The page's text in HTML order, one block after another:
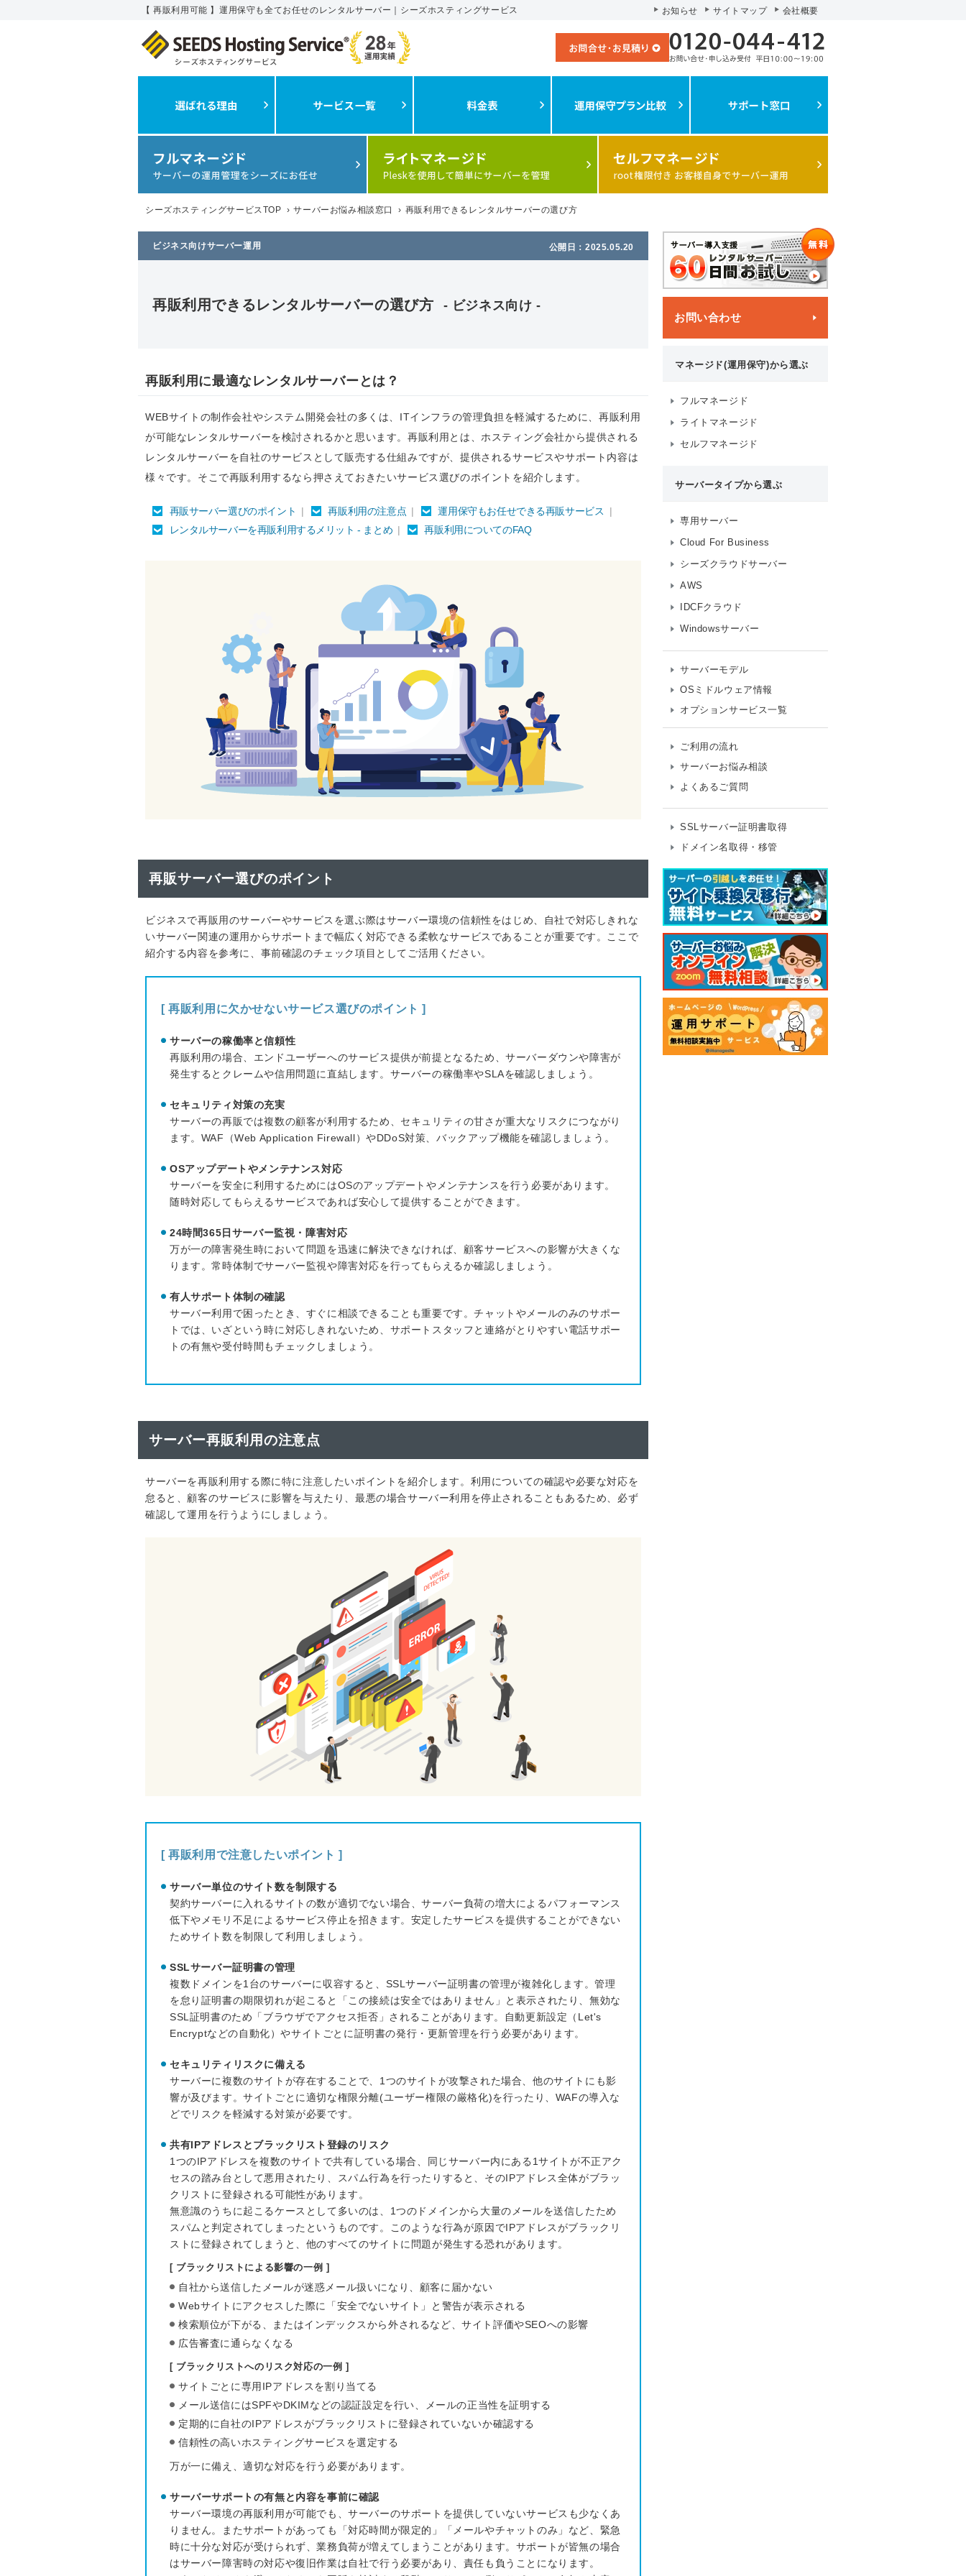
【 再販利用可能 】運用保守も全てお任せのレンタルサーバー｜シーズホスティングサービス お知らせ サイトマップ 会社概要
シーズホスティングサービスTOP › サーバーお悩み相談窓口 › 再販利用できるレンタルサーバーの選び方
ビジネス向けサーバー運用 公開日：2025.05.20
再販利用できるレンタルサーバーの選び方 - ビジネス向け -
再販利用に最適なレンタルサーバーとは？
WEBサイトの制作会社やシステム開発会社の多くは、ITインフラの管理負担を軽減するために、再販利用
が可能なレンタルサーバーを検討されるかと思います。再販利用とは、ホスティング会社から提供される
レンタルサーバーを自社のサービスとして販売する仕組みですが、提供されるサービスやサポート内容は
様々です。そこで再販利用するなら押さえておきたいサービス選びのポイントを紹介します。
再販サーバー選びのポイント | 再販利用の注意点 | 運用保守もお任せできる再販サービス |
レンタルサーバーを再販利用するメリット - まとめ | 再販利用についてのFAQ
再販サーバー選びのポイント
ビジネスで再販用のサーバーやサービスを選ぶ際はサーバー環境の信頼性をはじめ、自社で対応しきれな
いサーバー関連の運用からサポートまで幅広く対応できる柔軟なサービスであることが重要です。ここで
紹介する内容を参考に、事前確認のチェック項目としてご活用ください。
[ 再販利用に欠かせないサービス選びのポイント ]
サーバーの稼働率と信頼性
再販利用の場合、エンドユーザーへのサービス提供が前提となるため、サーバーダウンや障害が
発生するとクレームや信用問題に直結します。サーバーの稼働率やSLAを確認しましょう。
セキュリティ対策の充実
サーバーの再販では複数の顧客が利用するため、セキュリティの甘さが重大なリスクにつながり
ます。WAF（Web Application Firewall）やDDoS対策、バックアップ機能を確認しましょう。
OSアップデートやメンテナンス対応
サーバーを安全に利用するためにはOSのアップデートやメンテナンスを行う必要があります。
随時対応してもらえるサービスであれば安心して提供することができます。
24時間365日サーバー監視・障害対応
万が一の障害発生時において問題を迅速に解決できなければ、顧客サービスへの影響が大きくな
ります。常時体制でサーバー監視や障害対応を行ってもらえるか確認しましょう。
有人サポート体制の確認
サーバー利用で困ったとき、すぐに相談できることも重要です。チャットやメールのみのサポー
トでは、いざという時に対応しきれないため、サポートスタッフと連絡がとりやすい電話サポー
トの有無や受付時間もチェックしましょう。
サーバー再販利用の注意点
サーバーを再販利用する際に特に注意したいポイントを紹介します。利用についての確認や必要な対応を
怠ると、顧客のサービスに影響を与えたり、最悪の場合サーバー利用を停止されることもあるため、必ず
確認して運用を行うようにしましょう。
[ 再販利用で注意したいポイント ]
サーバー単位のサイト数を制限する
契約サーバーに入れるサイトの数が適切でない場合、サーバー負荷の増大によるパフォーマンス
低下やメモリ不足によるサービス停止を招きます。安定したサービスを提供することができない
ためサイト数を制限して利用しましょう。
SSLサーバー証明書の管理
複数ドメインを1台のサーバーに収容すると、SSLサーバー証明書の管理が複雑化します。管理
を怠り証明書の期限切れが起こると「この接続は安全ではありません」と表示されたり、無効な
SSL証明書のため「ブラウザでアクセス拒否」されることがあります。自動更新設定（Let's
Encryptなどの自動化）やサイトごとに証明書の発行・更新管理を行う必要があります。
セキュリティリスクに備える
サーバーに複数のサイトが存在することで、1つのサイトが攻撃された場合、他のサイトにも影
響が及びます。サイトごとに適切な権限分離(ユーザー権限の厳格化)を行ったり、WAFの導入な
どでリスクを軽減する対策が必要です。
共有IPアドレスとブラックリスト登録のリスク
1つのIPアドレスを複数のサイトで共有している場合、同じサーバー内にある1サイトが不正アク
セスの踏み台として悪用されたり、スパム行為を行ったりすると、そのIPアドレス全体がブラッ
クリストに登録される可能性があります。
無意識のうちに起こるケースとして多いのは、1つのドメインから大量のメールを送信したため
スパムと判定されてしまったというものです。このような行為が原因でIPアドレスがブラックリ
ストに登録されてしまうと、他のすべてのサイトに問題が発生する恐れがあります。
[ ブラックリストによる影響の一例 ]
自社から送信したメールが迷惑メール扱いになり、顧客に届かない
Webサイトにアクセスした際に「安全でないサイト」と警告が表示される
検索順位が下がる、またはインデックスから外されるなど、サイト評価やSEOへの影響
広告審査に通らなくなる
[ ブラックリストへのリスク対応の一例 ]
サイトごとに専用IPアドレスを割り当てる
メール送信にはSPFやDKIMなどの認証設定を行い、メールの正当性を証明する
定期的に自社のIPアドレスがブラックリストに登録されていないか確認する
信頼性の高いホスティングサービスを選定する
万が一に備え、適切な対応を行う必要があります。
サーバーサポートの有無と内容を事前に確認
サーバー環境の再販利用が可能でも、サーバーのサポートを提供していないサービスも少なくあ
りません。またサポートがあっても「対応時間が限定的」「メールやチャットのみ」など、緊急
時に十分な対応が受けられず、業務負荷が増えてしまうことがあります。サポートが皆無の場合
はサーバー障害時の対応や復旧作業は自社で行う必要があり、責任も負うことになります。
お問い合わせ
マネージド(運用保守)から選ぶ
フルマネージド
ライトマネージド
セルフマネージド
サーバータイプから選ぶ
専用サーバー
Cloud For Business
シーズクラウドサーバー
AWS
IDCFクラウド
Windowsサーバー
サーバーモデル
OSミドルウェア情報
オプションサービス一覧
ご利用の流れ
サーバーお悩み相談
よくあるご質問
SSLサーバー証明書取得
ドメイン名取得・移管